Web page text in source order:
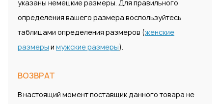
указаны немецкие размеры. Для правильного
определения вашего размера воспользуйтесь
таблицами определения размеров (женские
размеры и мужские размеры).
ВОЗВРАТ
В настоящий момент поставщик данного товара не